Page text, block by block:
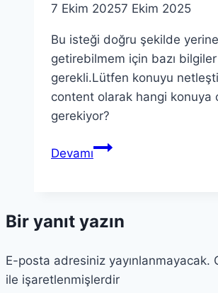
Öğretileri
7 Ekim 20257 Ekim 2025
Bu isteği doğru şekilde yerine
getirebilmem için bazı bilgiler
gerekli.Lütfen konuyu
content olarak hangi konuya
gerekiyor?
Devamı
Bir yanıt yazın
E-posta adresiniz yayınlanmayacak.
ile işaretlenmişlerdir